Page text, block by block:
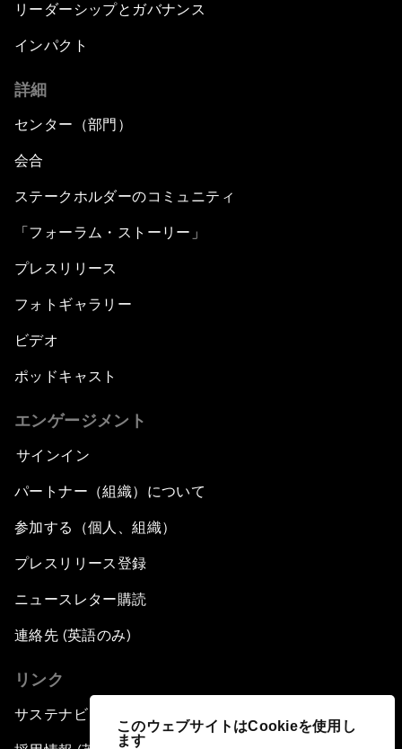
このウェブサイトはCookieを使用し
ます
リーダーシップとガバナンス
インパクト
詳細
センター（部門）
会合
ステークホルダーのコミュニティ
「フォーラム・ストーリー」
プレスリリース
フォトギャラリー
ビデオ
ポッドキャスト
エンゲージメント
サインイン
パートナー（組織）について
参加する（個人、組織）
プレスリリース登録
ニュースレター購読
連絡先 (英語のみ)
リンク
サステナビリティへの取り組み